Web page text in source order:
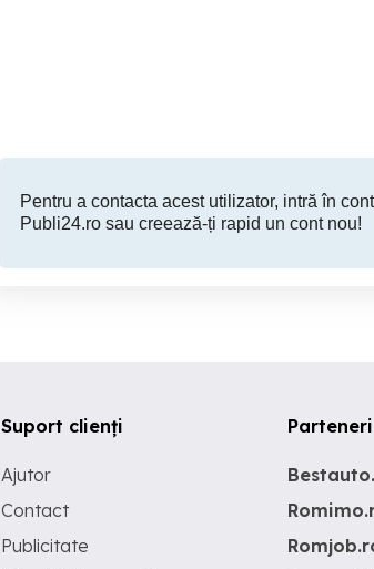
Pentru a contacta acest utilizator, intră în
Publi24.ro sau creează-ți rapid un cont nou!
Suport clienți
Ajutor
Contact
Publicitate
Parteneri